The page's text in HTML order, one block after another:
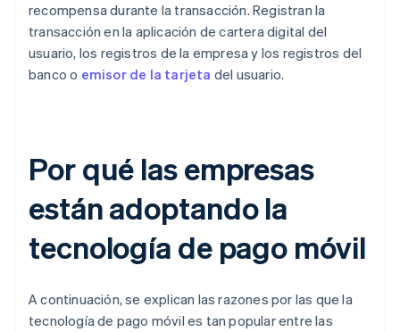
recompensa durante la transacción. Registran la
transacción en la aplicación de cartera digital del
usuario, los registros de la empresa y los registros del
banco o emisor de la tarjeta del usuario.
Por qué las empresas
están adoptando la
tecnología de pago móvil
A continuación, se explican las razones por las que la
tecnología de pago móvil es tan popular entre las